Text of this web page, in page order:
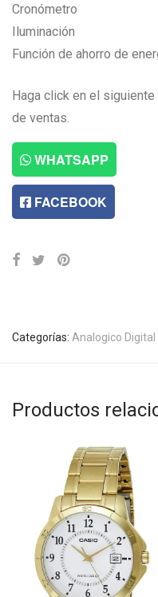
Cronómetro
Iluminación
Función de ahorro de
Haga click en el
de ventas.
WHATSAPP
FACEBOOK
Categorías: Analogico Digital
Productos